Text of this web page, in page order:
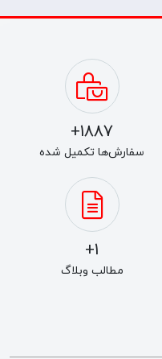
1887+
سفارش‌ها تکمیل شده
1+
مطالب وبلاگ